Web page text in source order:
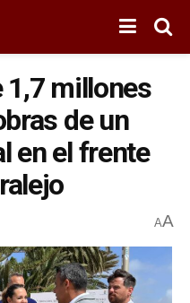
millones
de un
en el frente
AA